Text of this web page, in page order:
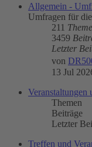
Allgemein -
Umfragen für
211
3459
Letzter
von
13 Jul
Veranstaltungen
Themen
Beiträge
Letzter
Treffen und